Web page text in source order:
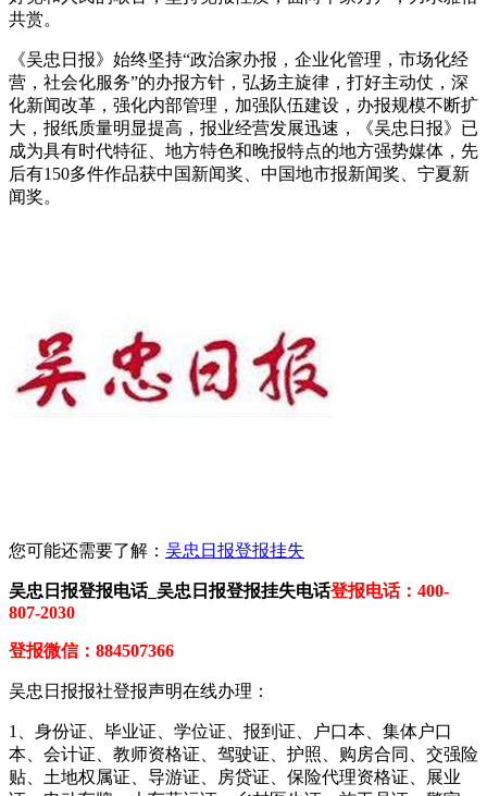
共赏。
《吴忠日报》始终坚持“政治家办报，企业化管理，市场化经
营，社会化服务”的办报方针，弘扬主旋律，打好主动仗，深
化新闻改革，强化内部管理，加强队伍建设，办报规模不断扩
大，报纸质量明显提高，报业经营发展迅速，《吴忠日报》已
成为具有时代特征、地方特色和晚报特点的地方强势媒体，先
后有150多件作品获中国新闻奖、中国地市报新闻奖、宁夏新
闻奖。
您可能还需要了解： 吴忠日报登报挂失
吴忠日报登报电话_吴忠日报登报挂失电话登报电话：400-
807-2030
登报微信：884507366
吴忠日报报社登报声明在线办理：
1、身份证、毕业证、学位证、报到证、户口本、集体户口
本、会计证、教师资格证、驾驶证、护照、购房合同、交强险
贴、土地权属证、导游证、房贷证、保险代理资格证、展业